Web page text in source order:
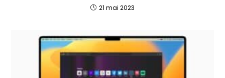
21 mai 2023